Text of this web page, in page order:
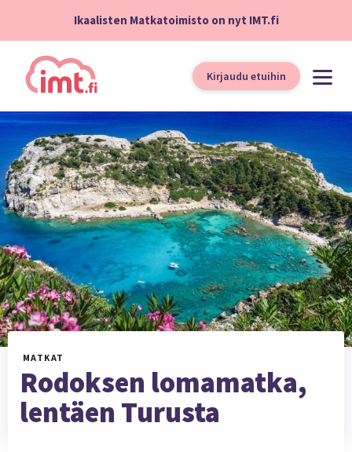
Ikaalisten Matkatoimisto on nyt IMT.fi
Kirjaudu etuihin
MATKAT
Rodoksen lomamatka,
lentäen Turusta